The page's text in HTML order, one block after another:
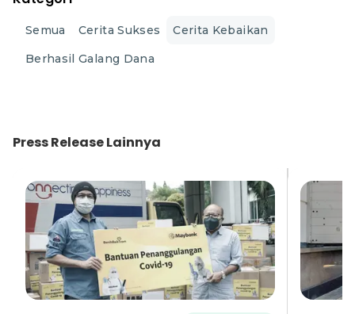
Semua Cerita Sukses
Cerita Kebaikan
Berhasil Galang Dana
Press ReleaseLainnya